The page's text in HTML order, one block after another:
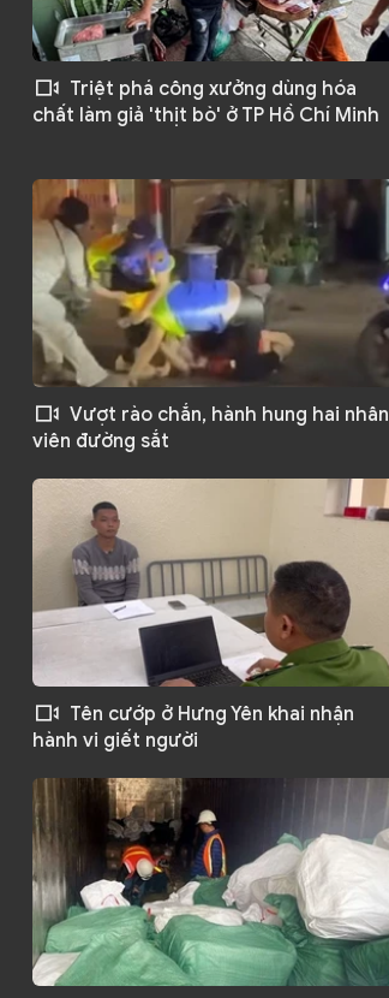
Triệt phá công xưởng dùng hóa
chất làm giả 'thịt bò' ở TP Hồ Chí Minh
Vượt rào chắn, hành hung hai nhân
viên đường sắt
Tên cướp ở Hưng Yên khai nhận
hành vi giết người